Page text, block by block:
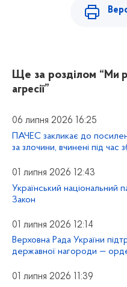
Ще за розділом “Ми
агресії”
06 липня 2026 16:25
ПАЧЕС закликає до
за злочини, вчинені під час
01 липня 2026 12:43
Український національний
Закон
01 липня 2026 12:14
Верховна Рада України
державної нагороди —
01 липня 2026 11:39